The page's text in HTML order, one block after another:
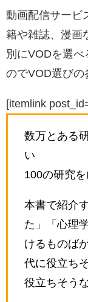
動画配信サービ
籍や雑誌、漫画
別にVODを選
のでVOD選びの
[itemlink
数万とある
い
100の研究
本書で紹介
た」「心理
けるものば
代に役立ち
役立ちそう